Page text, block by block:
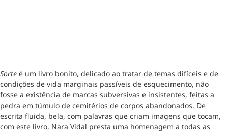
Sorte é um livro bonito, delicado ao tratar de temas difíceis e de
condições de vida marginais passíveis de esquecimento, não
fosse a existência de marcas subversivas e insistentes, feitas a
pedra em túmulo de cemitérios de corpos abandonados. De
escrita fluida, bela, com palavras que criam imagens que tocam,
com este livro, Nara Vidal presta uma homenagem a todas as